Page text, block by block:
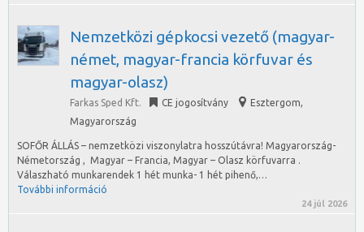
Nemzetközi gépkocsi vezető (magyar-
német, magyar-francia körfuvar és
magyar-olasz)
Farkas Sped Kft. CE jogosítvány Esztergom,
Magyarország
SOFŐR ÁLLÁS – nemzetközi viszonylatra hosszútávra! Magyarország-
Németország , Magyar – Francia, Magyar – Olasz körfuvarra .
Válaszható munkarendek 1 hét munka- 1 hét pihenő,…
További információ
24 júl 2026